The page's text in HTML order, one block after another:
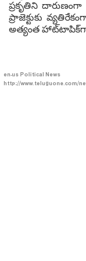
ప్రకృతిని
ప్రాజెక్టుకు
అత్యంత
en-usPolitical News
http://www.teluguone.com/